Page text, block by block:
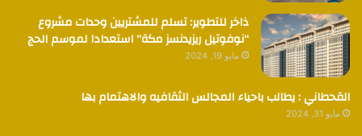
ذاخر للتطوير: تسلم للمشتريين وحدات مشروع
“نوفوتيل ريزيدنسز مكة” استعدادا لموسم الحج
مايو 19, 2024
القحطاني : يطالب باحياء المجالس الثقافيه والاهتمام بها
مايو 31, 2024